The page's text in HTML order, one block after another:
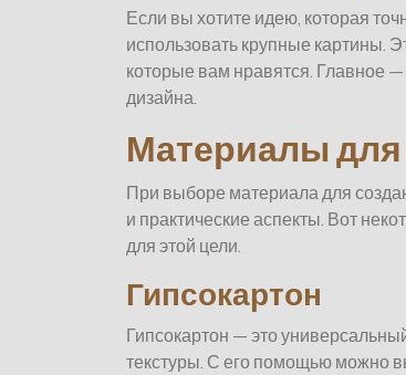
Если вы хотите идею, которая
использовать крупные картины.
которые вам нравятся. Главное
дизайна.
Материалы для
При выборе материала для
и практические аспекты. Вот
для этой цели.
Гипсокартон
Гипсокартон — это
текстуры. С его помощью можно